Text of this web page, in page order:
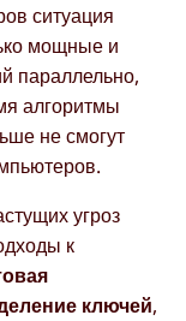
ситуация
мощные и
параллельно,
алгоритмы
не смогут
угроз
к
ключей,